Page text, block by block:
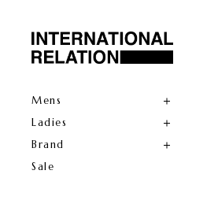
Mens
Ladies
Brand
Sale